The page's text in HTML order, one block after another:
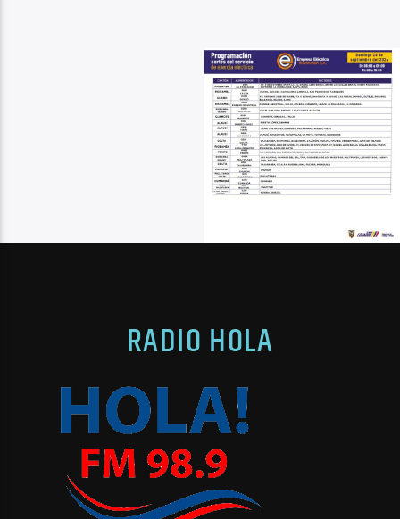
RADIO HOLA